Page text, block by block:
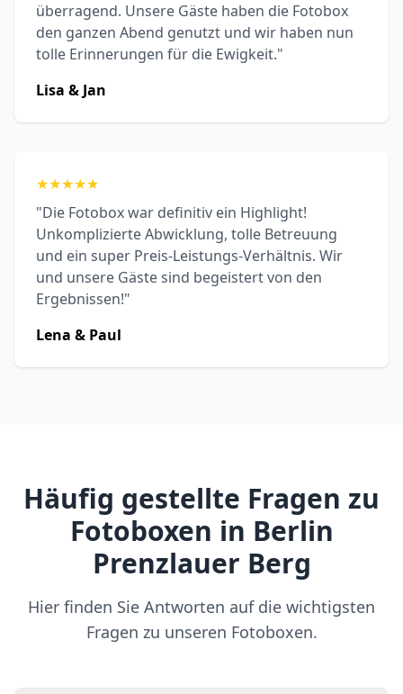
überragend. Unsere Gäste haben die Fotobox
den ganzen Abend genutzt und wir haben nun
tolle Erinnerungen für die Ewigkeit."
Lisa & Jan
★★★★★
"Die Fotobox war definitiv ein Highlight!
Unkomplizierte Abwicklung, tolle Betreuung
und ein super Preis-Leistungs-Verhältnis. Wir
und unsere Gäste sind begeistert von den
Ergebnissen!"
Lena & Paul
Häufig gestellte Fragen zu
Fotoboxen in Berlin
Prenzlauer Berg
Hier finden Sie Antworten auf die wichtigsten
Fragen zu unseren Fotoboxen.